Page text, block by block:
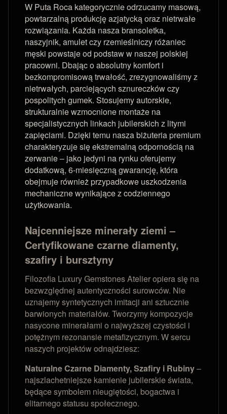
W Puta Roca kategorycznie odrzucamy masową,
powtarzalną produkcję azjatycką oraz nietrwałe
rozwiązania. Każda nasza bransoletka,
naszyjnik, amulet czy rzemieślniczy różaniec
męski powstaje od podstaw w naszej polskiej
pracowni. Dbając o absolutny komfort i
bezkompromisową trwałość, zrezygnowaliśmy z
nietrwałych, parciejących sznureczków czy
pospolitych gumek. Stosujemy autorskie,
strukturalnie wzmocnione montaże na
specjalistycznych linkach jubilerskich z litymi
zapięciami. Dzięki temu nasza biżuteria premium
charakteryzuje się ekstremalną odpornością na
zerwanie – jako jedyni na rynku oferujemy
dodatkową, 6-miesięczną gwarancję, która
obejmuje również przypadkowe uszkodzenia
mechaniczne wynikające z codziennego
użytkowania.
Najcenniejsze minerały ziemi –
Certyfikowane czarne diamenty,
szafiry i bursztyny
Filozofia Luxury Gemstones Atelier opiera się na
bezwzględnej autentyczności surowców. Nie
uznajemy syntetycznych imitacji ani sztucznie
barwionych materiałów. Tworzymy kompozycje
nasycone minerałami o najwyższej czystości i
potężnym rezonansie metafizycznym. W sercu
naszych projektów odnajdziesz:
Naturalne Czarne Diamenty, Szafiry i Rubiny–
najszlachetniejsze kamienie jubilerskie świata,
będące symbolem nieugiętości, bogactwa i
elitarnego statusu społecznego.